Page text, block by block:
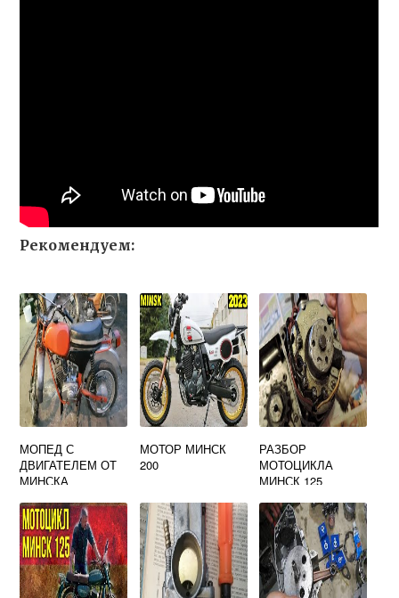
Рекомендуем:
МОПЕД С
ДВИГАТЕЛЕМ ОТ
МИНСКА
МОТОР МИНСК
200
РАЗБОР
МОТОЦИКЛА
МИНСК 125